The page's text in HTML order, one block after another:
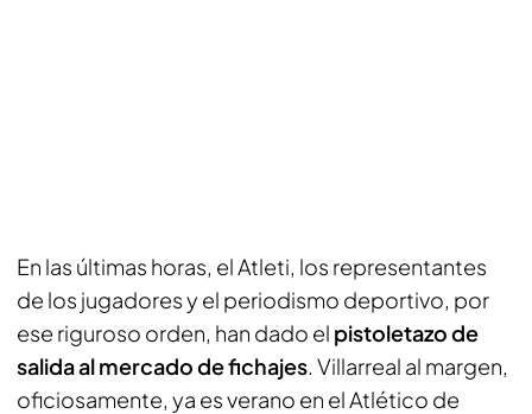
En las últimas horas, el Atleti, los representantes
de los jugadores y el periodismo deportivo, por
ese riguroso orden, han dado el pistoletazo de
salida al mercado de fichajes. Villarreal al margen,
oficiosamente, ya es verano en el Atlético de